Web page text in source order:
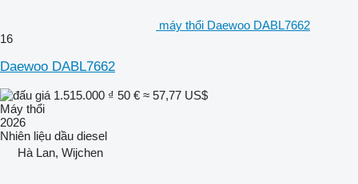
máy thổi Daewoo DABL7662
16
Daewoo DABL7662
1.515.000 ₫ 50 € ≈ 57,77 US$
Máy thổi
2026
Nhiên liệu dầu diesel
Hà Lan, Wijchen